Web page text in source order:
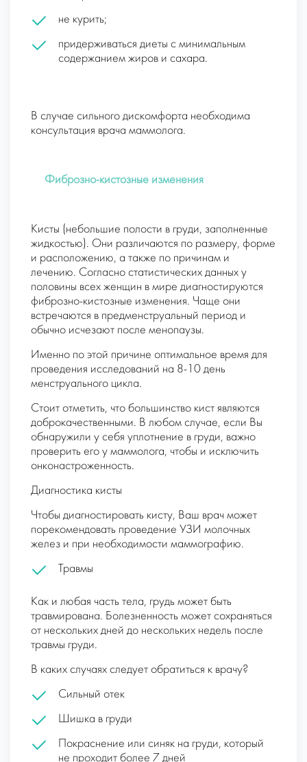
не курить;
придерживаться диеты с минимальным
содержанием жиров и сахара.
В случае сильного дискомфорта необходима
консультация врача маммолога.
Фиброзно-кистозные изменения
Кисты (небольшие полости в груди, заполненные
жидкостью). Они различаются по размеру, форме
и расположению, а также по причинам и
лечению. Согласно статистических данных у
половины всех женщин в мире диагностируются
фиброзно-кистозные изменения. Чаще они
встречаются в предменструальный период и
обычно исчезают после менопаузы.
Именно по этой причине оптимальное время для
проведения исследований на 8-10 день
менструального цикла.
Стоит отметить, что большинство кист являются
доброкачественными. В любом случае, если Вы
обнаружили у себя уплотнение в груди, важно
проверить его у маммолога, чтобы и исключить
онконастроженность.
Диагностика кисты
Чтобы диагностировать кисту, Ваш врач может
порекомендовать проведение УЗИ молочных
желез и при необходимости маммографию.
Травмы
Как и любая часть тела, грудь может быть
травмирована. Болезненность может сохраняться
от нескольких дней до нескольких недель после
травмы груди.
В каких случаях следует обратиться к врачу?
Сильный отек
Шишка в груди
Покраснение или синяк на груди, который
не проходит более 7 дней